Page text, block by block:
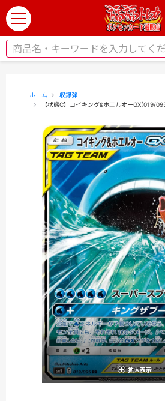
t
o
g
ホーム
収録弾
【状態C】コイキング&ホエルオーGX(019/
拡大表示